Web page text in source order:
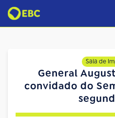
Sala de
General
convidado do